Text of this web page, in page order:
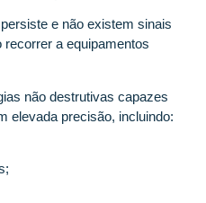
e não existem sinais
a equipamentos
não destrutivas capazes
elevada precisão, incluindo: